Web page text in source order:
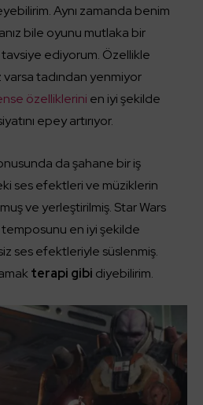
Aynı zamanda benim
bile oyunu mutlaka bir
tavsiye ediyorum. Özellikle
tadından yenmiyor
özelliklerini en iyi şekilde
epey artırıyor.
da şahane bir iş
ses efektleri ve müziklerin
ve yerleştirilmiş. Star Wars
temposunu en iyi şekilde
ses efektleriyle süslenmiş.
terapi gibi diyebilirim.